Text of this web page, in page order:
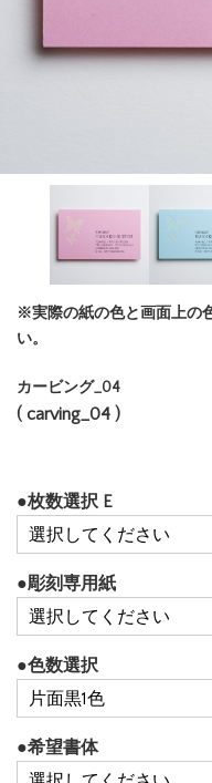
※実際の紙の色と画面上の
い。
カービング_04
( carving_04 )
●枚数選択 E
●彫刻専用紙
●色数選択
●希望書体